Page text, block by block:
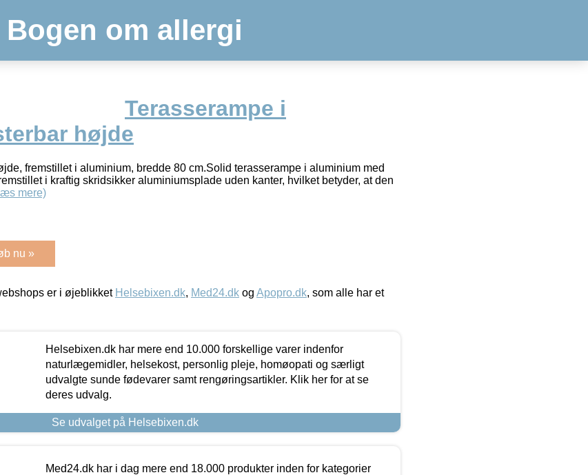
Bogen om allergi
Terasserampe i
højde
fremstillet i aluminium, bredde 80 cm.Solid terasserampe i aluminium med
i kraftig skridsikker aluminiumsplade uden kanter, hvilket betyder, at den
mere)
nu »
er i øjeblikket Helsebixen.dk, Med24.dk og Apopro.dk, som alle har et
Helsebixen.dk har mere end 10.000 forskellige varer indenfor
naturlægemidler, helsekost, personlig pleje, homøopati og særligt
udvalgte sunde fødevarer samt rengøringsartikler. Klik her for at se
deres udvalg.
Se udvalget på Helsebixen.dk
Med24.dk har i dag mere end 18.000 produkter inden for kategorier